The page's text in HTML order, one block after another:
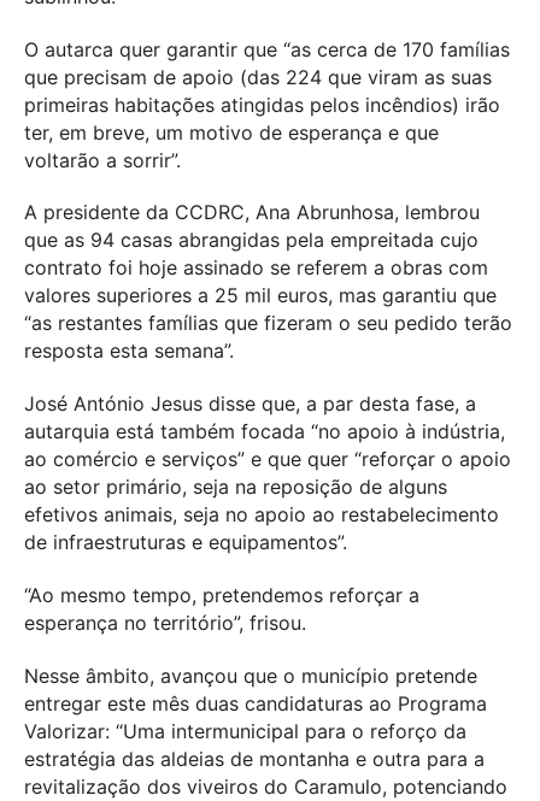
O autarca quer garantir que “as cerca de 170 famílias
que precisam de apoio (das 224 que viram as suas
primeiras habitações atingidas pelos incêndios) irão
ter, em breve, um motivo de esperança e que
voltarão a sorrir”.
A presidente da CCDRC, Ana Abrunhosa, lembrou
que as 94 casas abrangidas pela empreitada cujo
contrato foi hoje assinado se referem a obras com
valores superiores a 25 mil euros, mas garantiu que
“as restantes famílias que fizeram o seu pedido terão
resposta esta semana”.
José António Jesus disse que, a par desta fase, a
autarquia está também focada “no apoio à indústria,
ao comércio e serviços” e que quer “reforçar o apoio
ao setor primário, seja na reposição de alguns
efetivos animais, seja no apoio ao restabelecimento
de infraestruturas e equipamentos”.
“Ao mesmo tempo, pretendemos reforçar a
esperança no território”, frisou.
Nesse âmbito, avançou que o município pretende
entregar este mês duas candidaturas ao Programa
Valorizar: “Uma intermunicipal para o reforço da
estratégia das aldeias de montanha e outra para a
revitalização dos viveiros do Caramulo, potenciando